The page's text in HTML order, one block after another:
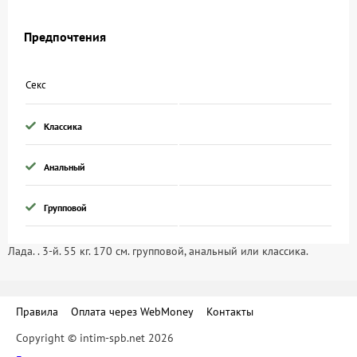
Предпочтения
Секс
Классика
Анальный
Групповой
Лада. . 3-й. 55 кг. 170 см. групповой, анальный или классика.
Правила Оплата через WebMoney
Контакты
Copyright © intim-spb.net 2026